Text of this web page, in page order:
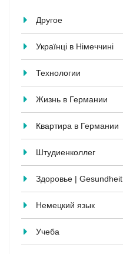
Другое
Українці в Німеччині
Технологии
Жизнь в Германии
Квартира в Германии
Штудиенколлег
Здоровье | Gesundheit
Немецкий язык
Учеба